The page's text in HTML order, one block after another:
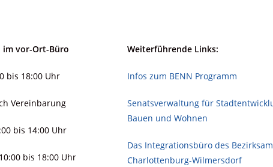
im vor-Ort-Büro
bis 18:00 Uhr
Vereinbarung
bis 14:00 Uhr
bis 18:00 Uhr
Weiterführende Links:
Infos zum BENN Programm
Senatsverwaltung für
Bauen und Wohnen
Das Integrationsbüro des
Charlottenburg-Wilmersdorf